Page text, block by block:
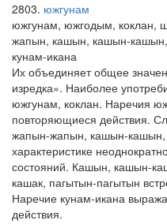
2803 южгунам
южгунам, южгодым, коклан,
жапын, кашын, кашын-
кунам-икана
Их объединяет общее
изредка». Наиболее
южгунам, коклан. Наречия
повторяющиеся действия.
жапын-жапын, кашын-кашын,
характеристике
состояний. Кашын, кашын-
кашак, пагытын-пагытын
Наречие кунам-икана
действия.